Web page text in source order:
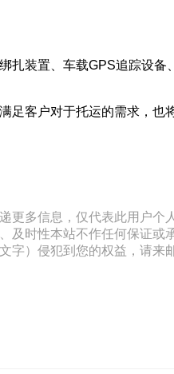
装置、车载GPS追踪设
足客户对于托运的需求，
更多信息，仅代表此用户
时性本站不作任何保证
字）侵犯到您的权益，请